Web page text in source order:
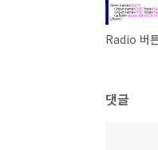
댓글